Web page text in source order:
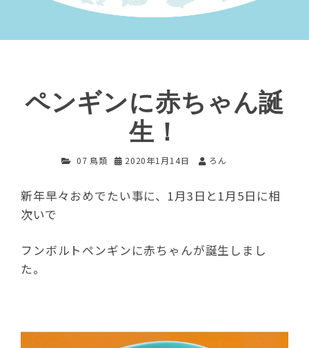
ペンギンに赤ちゃん誕
生！
07 鳥類 2020年1月14日 ろん
新年早々おめでたい事に、1月3日と1月5日に相
次いで
フンボルトペンギンに赤ちゃんが誕生しまし
た。